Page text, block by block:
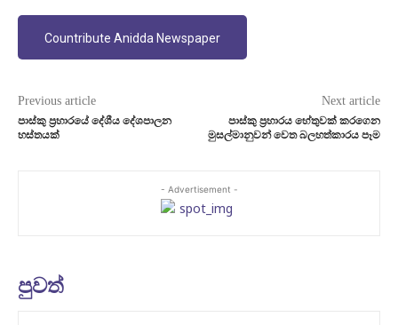
Countribute Anidda Newspaper
Previous article
පාස්කු ප‍්‍රහාරයේ දේශීය දේශපාලන
හස්තයක්
Next article
පාස්කු ප‍්‍රහාරය හේතුවක් කරගෙන
මුසල්මානුවන් වෙත බලහත්කාරය පෑම
- Advertisement -
පුවත්